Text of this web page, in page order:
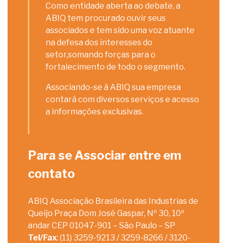
Como entidade aberta ao debate, a
ABIQ tem procurado ouvir seus
associados e tem sido uma voz atuante
na defesa dos interesses do
setor,somando forças para o
fortalecimento de todo o segmento.
Associando-se à ABIQ sua empresa
contará com diversos serviços e acesso
a informações exclusivas.
Para se Associar entre em
contato
ABIQ Associação Brasileira das Industrias de
Queijo Praça Dom José Gaspar, Nº 30, 10º
andar CEP 01047-901 – São Paulo – SP
Tel/Fax: (11) 3259-9213 / 3259-8266 / 3120-